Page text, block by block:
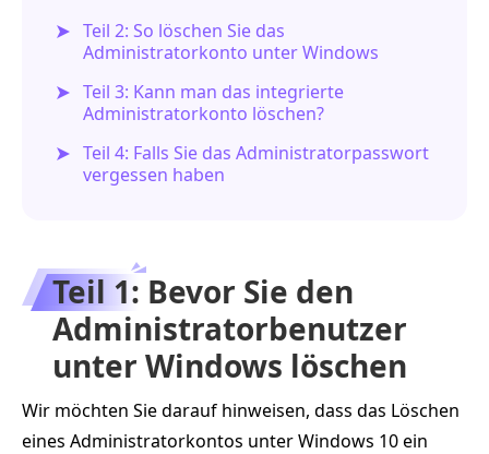
Teil 2: So löschen Sie das
Administratorkonto unter Windows
Teil 3: Kann man das integrierte
Administratorkonto löschen?
Teil 4: Falls Sie das Administratorpasswort
vergessen haben
Teil 1: Bevor Sie den
Administratorbenutzer
unter Windows löschen
Wir möchten Sie darauf hinweisen, dass das Löschen
eines Administratorkontos unter Windows 10 ein